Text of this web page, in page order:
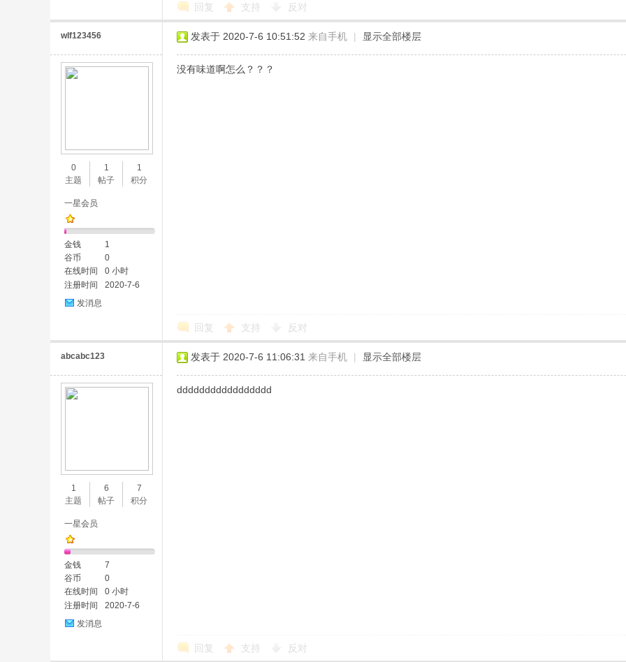
回复 支持 反对
wlf123456
0
主题
1
帖子
1
积分
一星会员
金钱
1
谷币
0
在线时间
0 小时
注册时间
2020-7-6
发消息
发表于 2020-7-6 10:51:52 来自手机 | 显示全部楼层
没有味道啊怎么？？？
回复 支持 反对
abcabc123
1
主题
6
帖子
7
积分
一星会员
金钱
7
谷币
0
在线时间
0 小时
注册时间
2020-7-6
发消息
发表于 2020-7-6 11:06:31 来自手机 | 显示全部楼层
ddddddddddddddddd
回复 支持 反对